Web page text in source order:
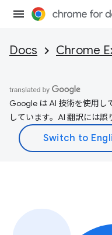
Docs Chrome
Google は AI 技術を使用し
しています。AI 翻訳には誤